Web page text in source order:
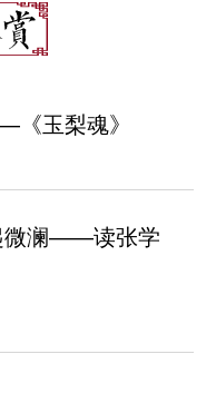
《玉梨魂》
微澜——读张学